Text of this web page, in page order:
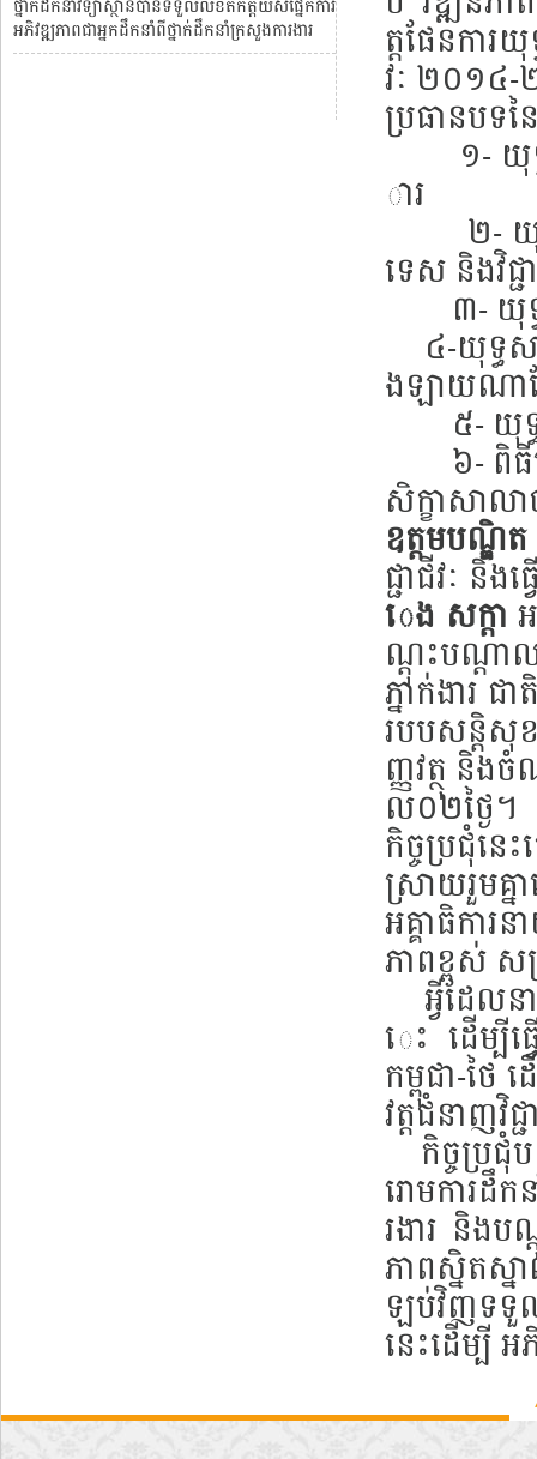
ថ្នាក់ដឹកនាំវិទ្យាស្ថានបានទទួលលិខិតកិត្តិយសផ្នែកការ
អភិវឌ្ឍភាពជាអ្នកដឹកនាំពីថ្នាក់ដឹកនាំក្រសួងការងារ
ត្តផែនការ
វៈ ២០១៤-
ប្រធានបទន
១- យុទ្ធ
ារ
២- យុទ្ធ
ទេស និងវិជ្ជ
៣- យុទ្ធស
៤-យុទ្ធស
ងឡាយណាដ
៥- យុទ្ធ
៦- ពិធី
សិក្ខាសាល
ឧត្តមបណ្
ជ្ជាជីវៈ និ
េង សក្តា
ណ្តុះបណ្តា
ភ្នាក់ងារ ជ
របបសន្តិ
ញ្ញវត្ថុ និង
ល០២ថ្ងៃ។
កិច្ចប្រជុំន
ស្រាយរួមគ្ន
អគ្គាធិការ
ភាពខ្ពស់ ស
អ្វីដែលន
េះ ដើម្បីធ្
កម្ពុជា-ថៃ
វត្តជំនាញវិ
កិច្ចប្រជុំ
រោមការដឹ
រងារ និងប
ភាពស្និតស្
ឡប់វិញទទួល
នេះដើម្បី